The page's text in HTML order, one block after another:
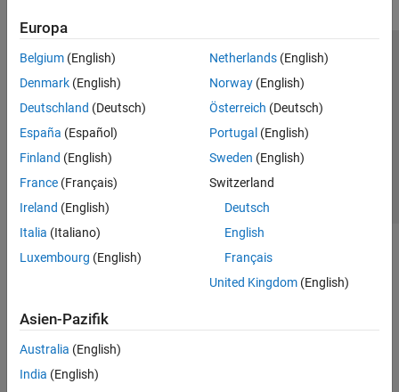
Europa
Belgium (English)
Denmark (English)
Deutschland (Deutsch)
España (Español)
Finland (English)
France (Français)
Ireland (English)
Italia (Italiano)
Luxembourg (English)
Netherlands(English)
Norway(English)
Österreich (Deutsch)
Portugal (English)
Sweden (English)
Switzerland
Deutsch
English
Français
United Kingdom(English)
Asien-Pazifik
Australia (English)
India (English)
Trust Center
Datenschutz-Richtlinien
Datendiebstahl verhindern
Status von Anwendungen
© 1994-2026 The MathWorks, Inc.
Website auswählen
Deutschland